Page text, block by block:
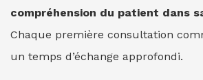
compréhension du patient dans
Chaque première consultation
un temps d’échange approfondi.